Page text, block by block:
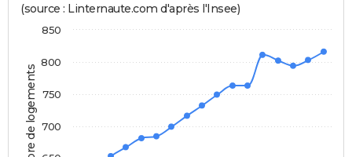
Nombre de logements
(source : Linternaute.com d'après l'Insee)
700
750
800
850